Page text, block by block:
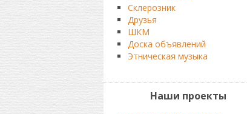
Склерозник
Друзья
ШКМ
Доска объявлений
Этническая музыка
Наши проекты